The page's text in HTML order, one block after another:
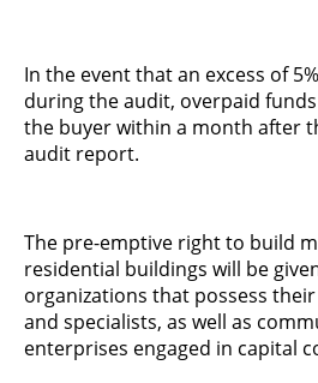
In the event that an excess of
during the audit, overpaid
the buyer within a month after
audit report.
The pre-emptive right to build
residential buildings will be
organizations that possess
and specialists, as well as
enterprises engaged in capital